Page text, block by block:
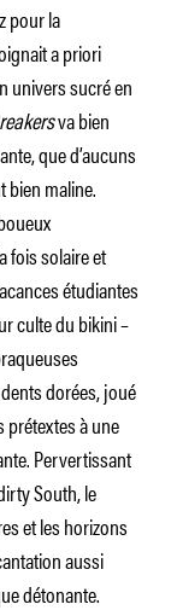
pour la
a priori
univers sucré en
va bien
que d’aucuns
bien maline.
fois solaire et
étudiantes
culte du bikini –
dorées, joué
prétextes à une
Pervertissant
South, le
et les horizons
aussi
détonante.